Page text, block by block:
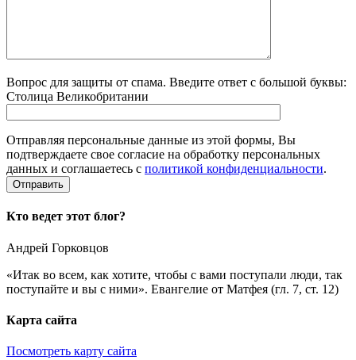
Вопрос для защиты от спама. Введите ответ с большой буквы:
Столица Великобритании
Отправляя персональные данные из этой формы, Вы
подтверждаете свое согласие на обработку персональных
данных и соглашаетесь с политикой конфиденциальности.
Кто ведет этот блог?
Андрей Горковцов
«Итак во всем, как хотите, чтобы с вами поступали люди, так
поступайте и вы с ними». Евангелие от Матфея (гл. 7, ст. 12)
Карта сайта
Посмотреть карту сайта